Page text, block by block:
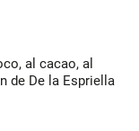
al cacao, al
de De la Espriella